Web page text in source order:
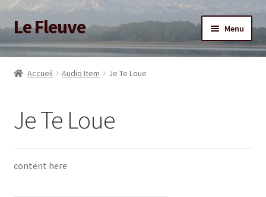
Aller
à
la
navigation
Aller
au
contenu
Le Fleuve Menu
Accueil
Ouvrir
Boutique
Accueil Audio Item Je Te Loue
Je Te Loue
content here